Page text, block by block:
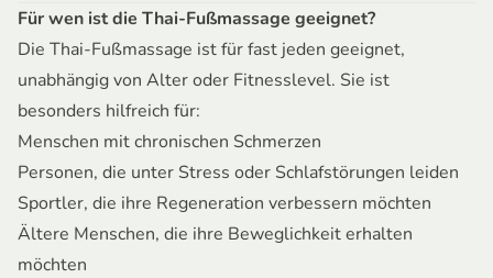
Für wen ist die Thai-Fußmassage geeignet?
Die Thai-Fußmassage ist für fast jeden geeignet,
unabhängig von Alter oder Fitnesslevel. Sie ist
besonders hilfreich für:
Menschen mit chronischen Schmerzen
Personen, die unter Stress oder Schlafstörungen leiden
Sportler, die ihre Regeneration verbessern möchten
Ältere Menschen, die ihre Beweglichkeit erhalten
möchten